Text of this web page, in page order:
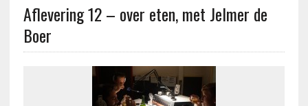
Aflevering 12 – over eten, met Jelmer de
Boer